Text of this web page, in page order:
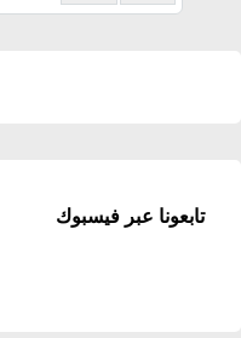
تابعونا عبر فيسبوك